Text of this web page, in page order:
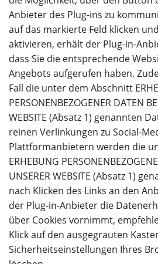
Anbieter des Plug-ins zu
auf das markierte Feld klicken
aktivieren, erhält der Plug-in-
dass Sie die entsprechende
Angebots aufgerufen haben.
Fall die unter dem Abschnitt
PERSONENBEZOGENER DATEN
WEBSITE (Absatz 1) genannten
reinen Verlinkungen zu Social-
Plattformanbietern werden die
ERHEBUNG
UNSERER WEBSITE (Absatz 1)
nach Klicken des Links an den
der Plug-in-Anbieter die
über Cookies vornimmt,
Klick auf den ausgegrauten
Sicherheitseinstellungen Ihres